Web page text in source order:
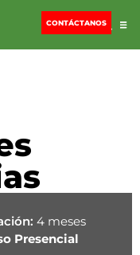
CONTÁCTANOS
4 meses
Presencial